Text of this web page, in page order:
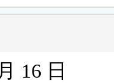
16 日